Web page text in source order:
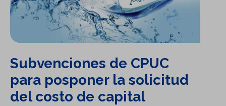
Subvenciones de CPUC
para posponer la solicitud
del costo de capital